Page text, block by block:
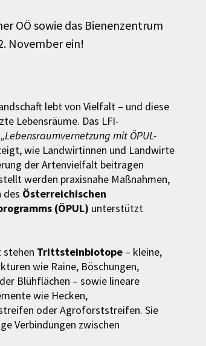
OÖ sowie das Bienenzentrum
November ein!
lebt von Vielfalt – und diese
Lebensräume. Das LFI-
„Lebensraumvernetzung mit ÖPUL-
wie Landwirtinnen und Landwirte
der Artenvielfalt beitragen
werden praxisnahe Maßnahmen,
des Österreichischen
(ÖPUL) unterstützt
Trittsteinbiotope– kleine,
wie Raine, Böschungen,
Blühflächen – sowie lineare
wie Hecken,
oder Agroforststreifen. Sie
Verbindungen zwischen